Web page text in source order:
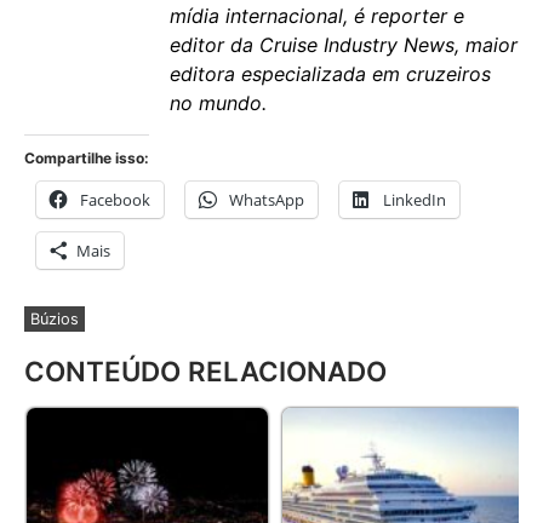
mídia internacional, é reporter e
editor da Cruise Industry News, maior
editora especializada em cruzeiros
no mundo.
Compartilhe isso:
Facebook WhatsApp LinkedIn
Mais
Búzios
CONTEÚDO RELACIONADO